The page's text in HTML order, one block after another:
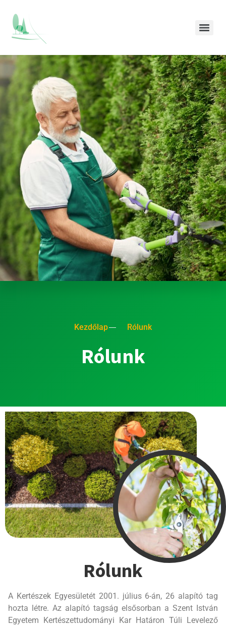
Kezdőlap Rólunk
Rólunk
Rólunk
A Kertészek Egyesületét 2001. július 6-án, 26 alapító tag
hozta létre. Az alapító tagság elsősorban a Szent István
Egyetem Kertészettudományi Kar Határon Túli Levelező